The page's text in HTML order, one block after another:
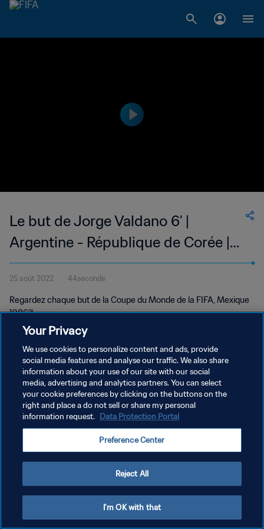
Le but de Jorge Valdano 6' |
Argentine - République de Corée |
Coupe du Monde de la FIFA,
Mexique 1986™
25 août 2022 44seconde
Regardez chaque but de la Coupe du Monde de la FIFA, Mexique
1986™.
POLITIQUE DE CONFIDENTIALITÉ
CONDITIONS D'UTILISATION
GÉRER VOS PRÉFÉRENCES SUR LES COOKIES
Your Privacy
We use cookies to personalize content and ads, provide
social media features and analyse our traffic. We also share
information about your use of our site with our social
media, advertising and analytics partners. You can select
your cookie preferences by clicking on the buttons on the
right and place a do not sell or share my personal
information request. Data Protection Portal
Preference Center
Reject All
I'm OK with that